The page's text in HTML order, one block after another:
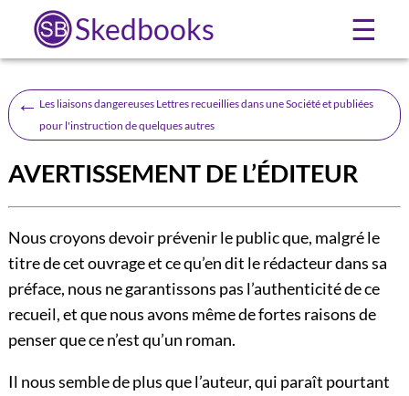
Skedbooks ☰
← Les liaisons dangereuses Lettres recueillies dans une Société et publiées
pour l'instruction de quelques autres
AVERTISSEMENT DE L’ÉDITEUR
Nous croyons devoir prévenir le public que, malgré le
titre de cet ouvrage et ce qu’en dit le rédacteur dans sa
préface, nous ne garantissons pas l’authenticité de ce
recueil, et que nous avons même de fortes raisons de
penser que ce n’est qu’un roman.
Il nous semble de plus que l’auteur, qui paraît pourtant